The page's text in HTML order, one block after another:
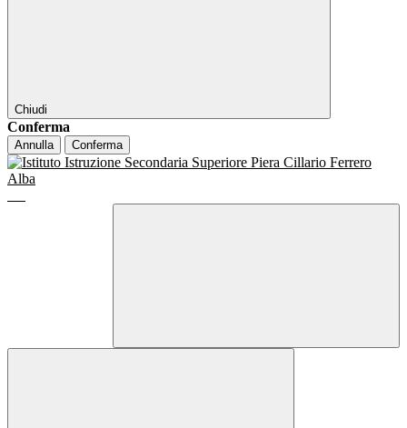
Chiudi
Conferma
Annulla Conferma